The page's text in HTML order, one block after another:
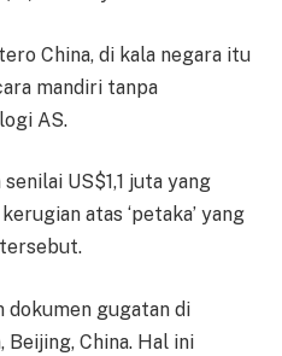
China, di kala negara itu
mandiri tanpa
AS.
US$1,1 juta yang
atas ‘petaka’ yang
gugatan di
China. Hal ini